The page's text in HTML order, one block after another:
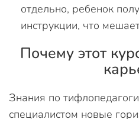
отдельно, ребенок
инструкции, что
Почему этот
Знания по
специалистом новые